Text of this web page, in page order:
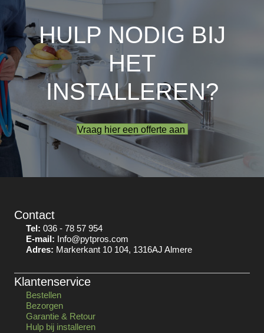
HULP NODIG BIJ
HET
INSTALLEREN?
Vraag hier een offerte aan
Contact
Tel: 036 - 78 57 954
E-mail: Info@pytpros.com
Adres: Markerkant 10 104, 1316AJ Almere
Klantenservice
Bestellen
Bezorgen
Garantie & Retour
Hulp bij installeren